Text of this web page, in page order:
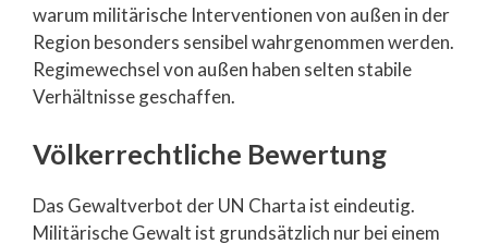
warum militärische Interventionen von außen in der
Region besonders sensibel wahrgenommen werden.
Regimewechsel von außen haben selten stabile
Verhältnisse geschaffen.
Völkerrechtliche Bewertung
Das Gewaltverbot der UN Charta ist eindeutig.
Militärische Gewalt ist grundsätzlich nur bei einem